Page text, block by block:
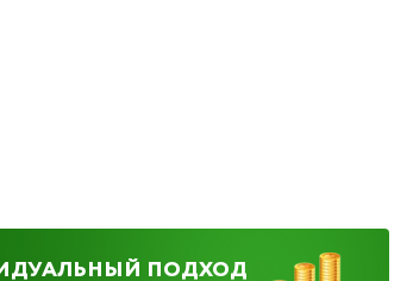
ПОДХОД